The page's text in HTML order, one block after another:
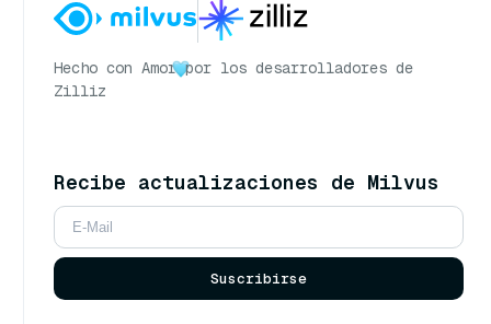
Hecho con Amor por los desarrolladores de
Zilliz
Recibe actualizaciones de Milvus
Suscribirse